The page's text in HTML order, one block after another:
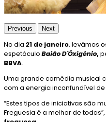
Previous Next
No dia 21 de janeiro, levámos
espetáculo Baião D´Óxigénio,
BBVA.
Uma grande comédia musical
com a energia inconfundível de
“Estes tipos de iniciativas são
Freguesia é a melhor de